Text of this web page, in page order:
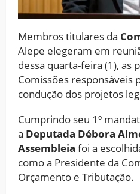
Membros titulares da
Alepe elegeram em
dessa quarta-feira (1), as
Comissões responsáveis
condução dos projetos
Cumprindo seu 1º
a Deputada Débora
Assembleia foi a
como a Presidente da
Orçamento e Tributação.